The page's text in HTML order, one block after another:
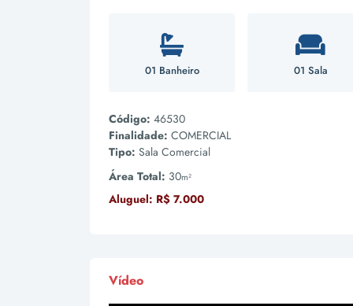
01 Banheiro 01 Sala
Código: 46530
Finalidade: COMERCIAL
Tipo: Sala Comercial
Área Total: 30m²
Aluguel: R$ 7.000
Vídeo